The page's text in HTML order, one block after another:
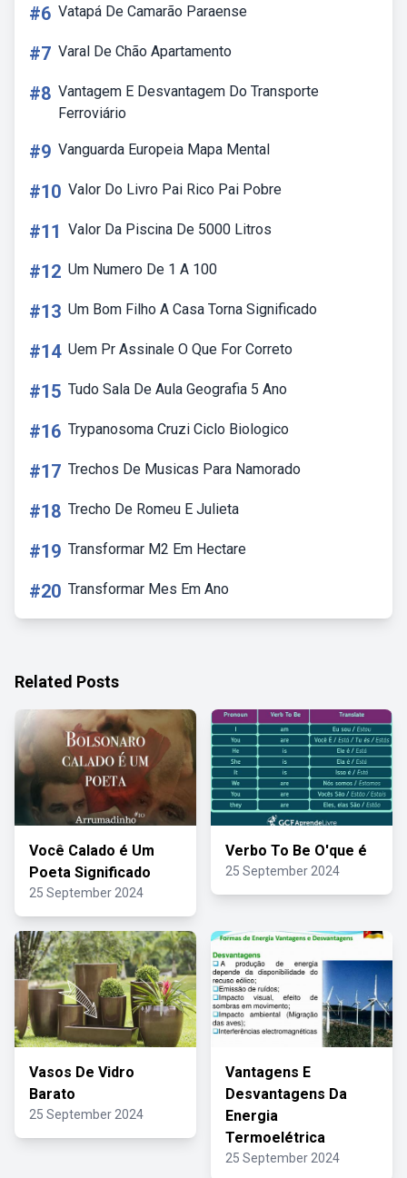
#6 Vatapá De Camarão Paraense
#7 Varal De Chão Apartamento
#8 Vantagem E Desvantagem Do Transporte
Ferroviário
#9 Vanguarda Europeia Mapa Mental
#10 Valor Do Livro Pai Rico Pai Pobre
#11 Valor Da Piscina De 5000 Litros
#12 Um Numero De 1 A 100
#13 Um Bom Filho A Casa Torna Significado
#14 Uem Pr Assinale O Que For Correto
#15 Tudo Sala De Aula Geografia 5 Ano
#16 Trypanosoma Cruzi Ciclo Biologico
#17 Trechos De Musicas Para Namorado
#18 Trecho De Romeu E Julieta
#19 Transformar M2 Em Hectare
#20 Transformar Mes Em Ano
Related Posts
Você Calado é Um
Poeta Significado
25 September 2024
Verbo To Be O'que é
25 September 2024
Vasos De Vidro
Barato
25 September 2024
Vantagens E
Desvantagens Da
Energia
Termoelétrica
25 September 2024